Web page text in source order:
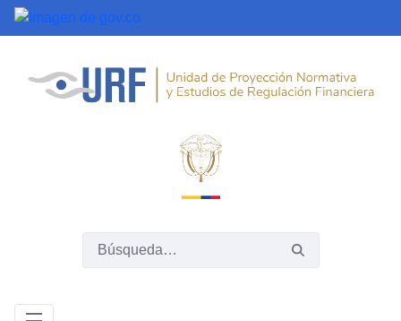
Saltar al contenido principal